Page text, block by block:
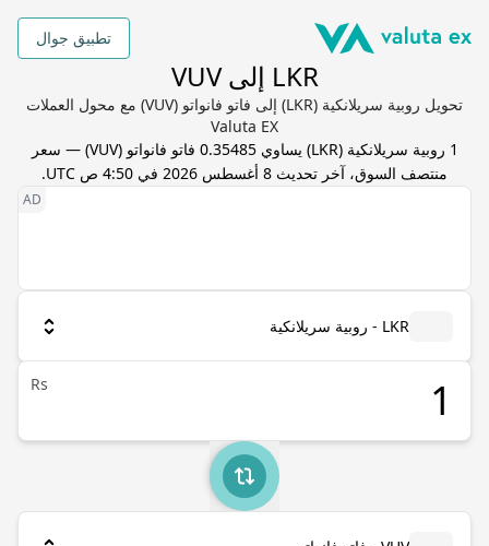
تطبيق جوال
LKR إلى VUV
تحويل روبية سريلانكية (LKR) إلى فاتو فانواتو (VUV) مع محول العملات
Valuta EX
1 روبية سريلانكية (
LKR) يساوي0.35485 فاتو فانواتو (
VUV) — سعر
منتصف السوق، آخر تحديث 8 أغسطس 2026 في 4:50 ص UTC .
LKR - روبية سريلانكية
Rs